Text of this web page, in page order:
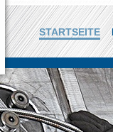
STARTSEITE